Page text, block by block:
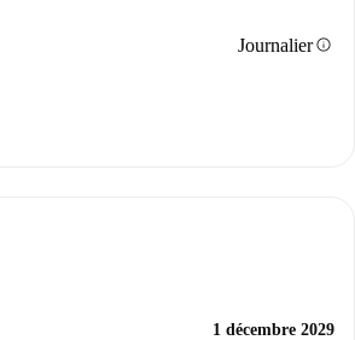
Journalierinfo
1 décembre 2029